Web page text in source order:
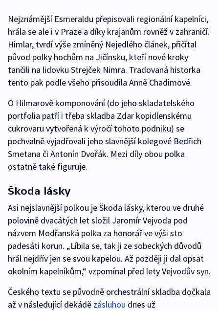
Nejznámější Esmeraldu přepisovali regionální kapelníci,
hrála se ale i v Praze a díky krajanům rovněž v zahraničí.
Himlar, tvrdí výše zmíněný Nejedlého článek, přičítal
původ polky hochům na Jičínsku, kteří nové kroky
tančili na lidovku Strejček Nimra. Tradovaná historka
tento pak podle všeho přisoudila Anně Chadimové.
O Hilmarově komponování (do jeho skladatelského
portfolia patří i třeba skladba Zdar kopidlenskému
cukrovaru vytvořená k výročí tohoto podniku) se
pochvalně vyjadřovali jeho slavnější kolegové Bedřich
Smetana či Antonín Dvořák. Mezi díly obou polka
ostatně také figuruje.
Škoda lásky
Asi nejslavnější polkou je Škoda lásky, kterou ve druhé
polovině dvacátých let složil Jaromír Vejvoda pod
názvem Modřanská polka za honorář ve výši sto
padesáti korun. „Líbila se, tak ji ze sobeckých důvodů
hrál nejdřív jen se svou kapelou. Až později ji dal opsat
okolním kapelníkům,“ vzpomínal před lety Vejvodův syn.
Českého textu se původně orchestrální skladba dočkala
až v následující dekádě zásluhou dnes už